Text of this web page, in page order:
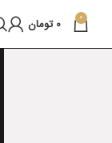
0
0 تومان